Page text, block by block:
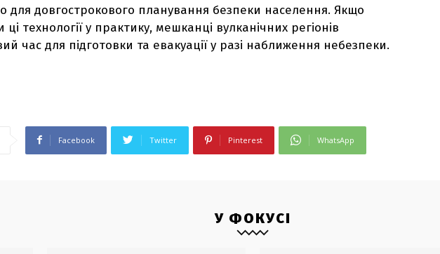
для довгострокового планування безпеки населення. Якщо
технології у практику, мешканці вулканічних регіонів
час для підготовки та евакуації у разі наближення небезпеки.
Facebook Twitter Pinterest WhatsApp
У ФОКУСІ